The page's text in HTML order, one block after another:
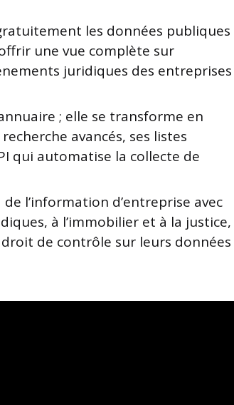
les données publiques
offrir une vue complète sur
juridiques des entreprises
; elle se transforme en
avancés, ses listes
qui automatise la collecte de
de l’information d’entreprise avec
à l’immobilier et à la justice,
de contrôle sur leurs données